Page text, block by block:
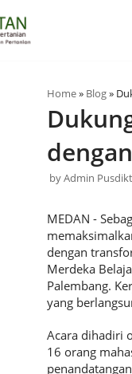
Home» Blog»
byAdmin
MEDAN -
dengan
Merdeka
Palembang.
yang
Acara dihadiri
16 orang